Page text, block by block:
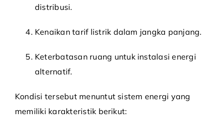
distribusi.
Kenaikan tarif listrik dalam jangka panjang.
Keterbatasan ruang untuk instalasi energi
alternatif.
Kondisi tersebut menuntut sistem energi yang
memiliki karakteristik berikut: